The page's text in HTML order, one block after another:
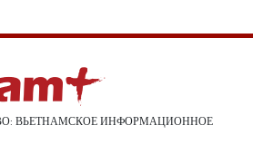
ВЬЕТНАМСКОЕ ИНФОРМАЦИОННОЕ